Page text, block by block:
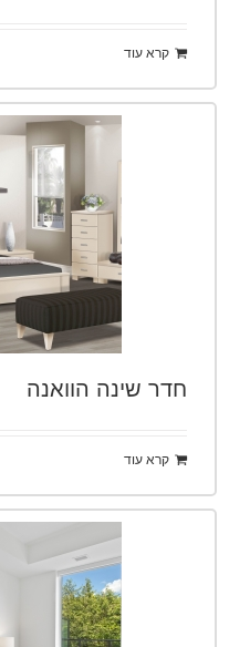
קרא עוד
חדר שינה הוואנה
קרא עוד